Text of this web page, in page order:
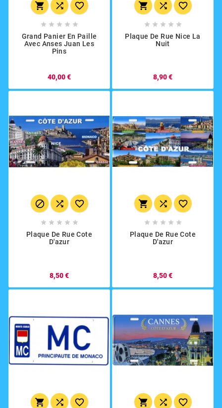
  
    
Grand Panier En Paille
Avec Anses Juan Les
Pins
40,00 €
  
    
Plaque De Rue Nice La
Nuit
8,90 €
  
    
Plaque De Rue Cote
D'azur
8,50 €
  
    
Plaque De Rue Cote
D'azur
8,50 €
     